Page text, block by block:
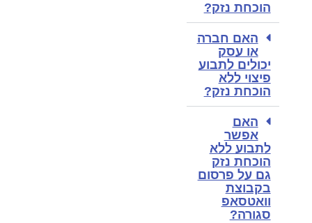
הוכחת נזק?
האם חברה
או עסק
יכולים לתבוע
פיצוי ללא
הוכחת נזק?
האם
אפשר
לתבוע ללא
הוכחת נזק
גם על פרסום
בקבוצת
וואטסאפ
סגורה?